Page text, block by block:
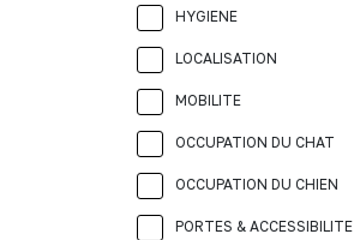
HYGIENE
LOCALISATION
MOBILITE
OCCUPATION DU CHAT
OCCUPATION DU CHIEN
PORTES & ACCESSIBILITE